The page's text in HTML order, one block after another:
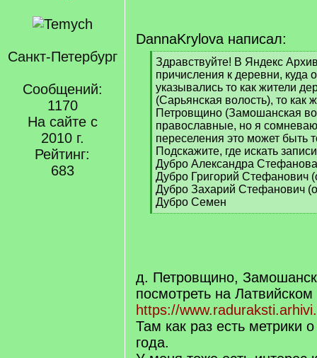
Санкт-Петербург
Сообщений:
1170
На сайте с
2010 г.
Рейтинг:
683
DannaKrylova написал:
[
q
]
Здравствуйте! В Яндекс
причисления к деревни, куда
указывались то как жители
(Сарьянская волость), то как
Петровщино (Замошанская
православные, но я
переселения это может быть
Подскажите, где искать
Дубро Александра Стефанова
Дубро Григорий Стефанович
Дубро Захарий Стефанович
Дубро Семен
[
д. Петровщино,
посмотреть на Латвийском
https://
Там как раз есть метрики
года.